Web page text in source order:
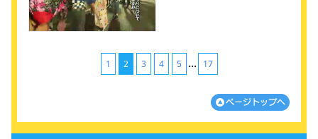
1 2 3 4 5 ... 17